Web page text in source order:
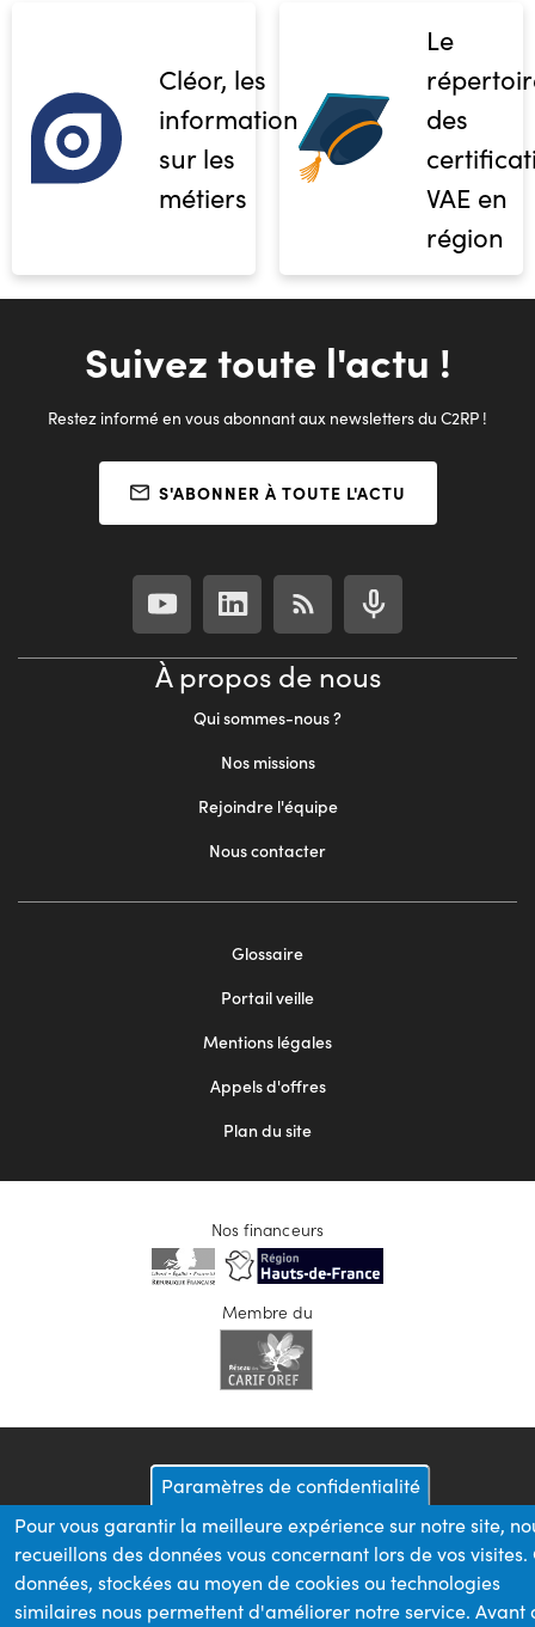
Cléor, les
informations
sur les
métiers
Le
des
VAE en
région
Suivez toute l'actu !
Restez informé en vous abonnant aux newsletters du C2RP !
S'ABONNER À TOUTE L'ACTU
À propos de nous
Qui sommes-nous ?
Nos missions
Rejoindre l'équipe
Nous contacter
Glossaire
Portail veille
Mentions légales
Appels d'offres
Plan du site
Nos financeurs
Membre du
Paramètres de confidentialité
Pour vous garantir la meilleure expérience sur notre site,
recueillons des données vous concernant lors de vos visites.
données, stockées au moyen de cookies ou technologies
similaires nous permettent d'améliorer notre service. Avant